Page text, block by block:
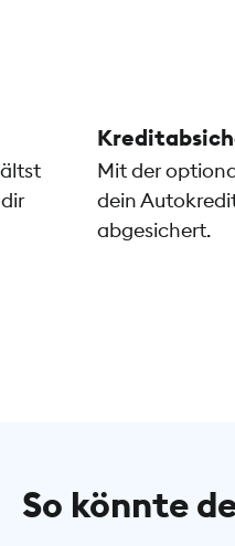
Mit der
dein
abgesichert.
So könnte